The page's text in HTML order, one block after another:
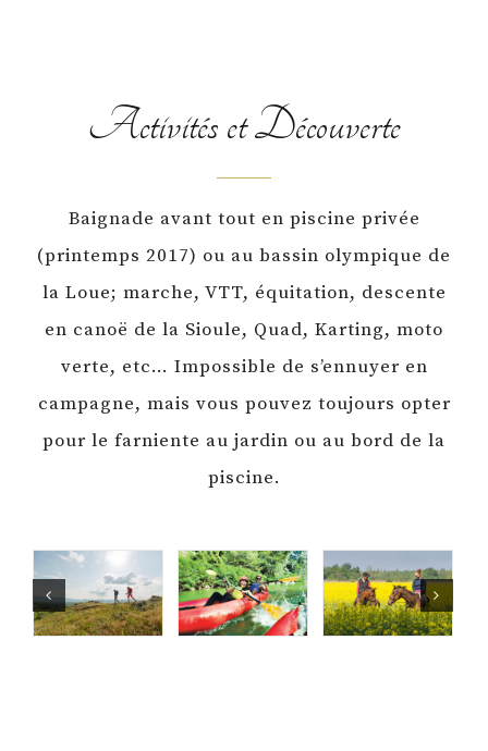
Activités et Découverte
Baignade avant tout en piscine privée
(printemps 2017) ou au bassin olympique de
la Loue; marche, VTT, équitation, descente
en canoë de la Sioule, Quad, Karting, moto
verte, etc… Impossible de s’ennuyer en
campagne, mais vous pouvez toujours opter
pour le farniente au jardin ou au bord de la
piscine.